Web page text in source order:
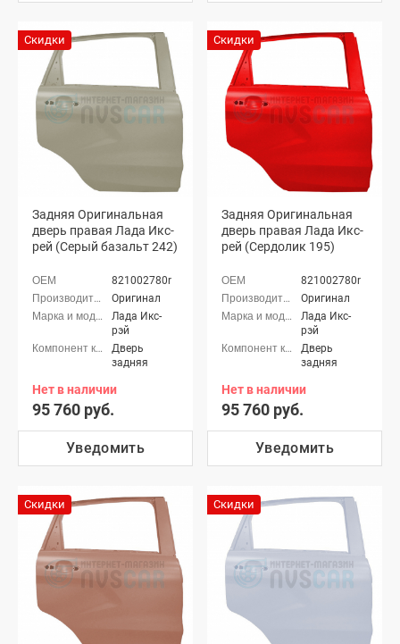
Скидки
Задняя Оригинальная
дверь правая Лада Икс-
рей (Серый базальт 242)
821002780r
Оригинал
Лада Икс-
рэй
Дверь
задняя
Нет в наличии
95 760 руб.
Уведомить
Скидки
Задняя Оригинальная
дверь правая Лада Икс-
рей (Сердолик 195)
821002780r
Оригинал
Лада Икс-
рэй
Дверь
задняя
Нет в наличии
95 760 руб.
Уведомить
Скидки Скидки